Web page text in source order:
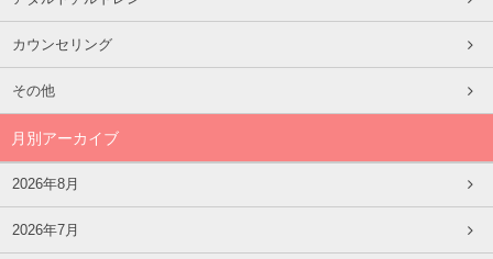
カウンセリング
その他
月別アーカイブ
2026年8月
2026年7月